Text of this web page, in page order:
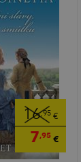
16,95 €
7,95 €